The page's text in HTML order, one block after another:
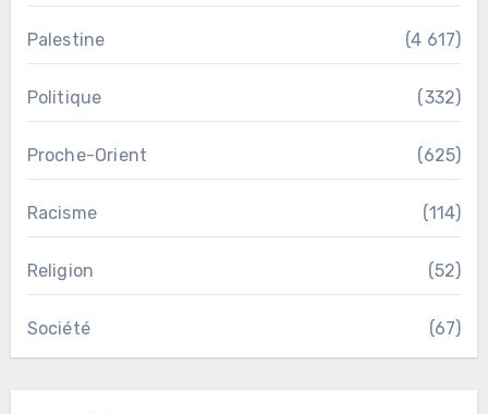
Palestine (4 617)
Politique (332)
Proche-Orient (625)
Racisme (114)
Religion (52)
Société (67)